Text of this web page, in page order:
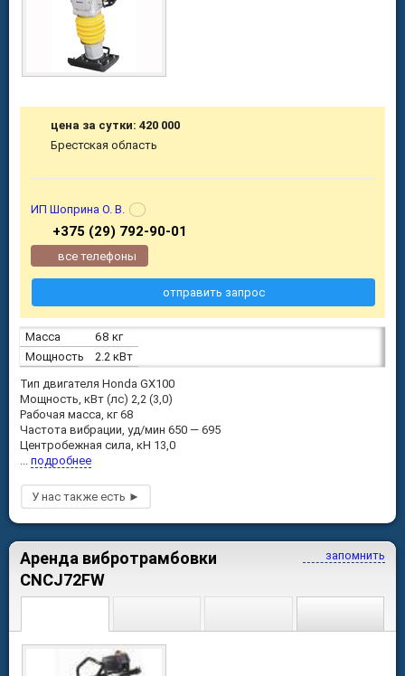
Масса
68 кг
Мощность
2.2 кВт
Тип двигателя Honda GX100
Мощность, кВт (лс) 2,2 (3,0)
Рабочая масса, кг 68
Частота вибрации, уд/мин 650 — 695
Центробежная сила, кН 13,0
подробнее
цена за сутки: 420 000
Брестская область
ИП Шоприна О. В.
+375 (29) 792-90-01
все телефоны
отправить запрос
запомнить
Аренда вибротрамбовки
CNCJ72FW